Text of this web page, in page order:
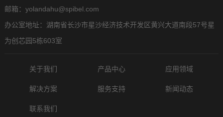
邮箱：yolandahu@spibel.com
办公室地址：湖南省长沙市星沙经济技术开发区黄兴大道南段57号星
为创芯园5栋603室
关于我们 产品中心 应用领域
解决方案 服务支持 新闻动态
联系我们